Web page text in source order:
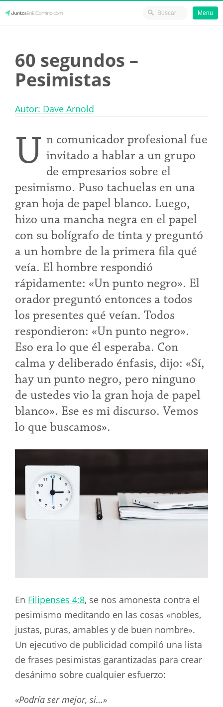
content
Menu
60 segundos –
Pesimistas
Autor: Dave Arnold
U n comunicador profesional fue
invitado a hablar a un grupo
de empresarios sobre el
pesimismo. Puso tachuelas en una
gran hoja de papel blanco. Luego,
hizo una mancha negra en el papel
con su bolígrafo de tinta y preguntó
a un hombre de la primera fila qué
veía. El hombre respondió
rápidamente: «Un punto negro». El
orador preguntó entonces a todos
los presentes qué veían. Todos
respondieron: «Un punto negro».
Eso era lo que él esperaba. Con
calma y deliberado énfasis, dijo: «Sí,
hay un punto negro, pero ninguno
de ustedes vio la gran hoja de papel
blanco». Ese es mi discurso. Vemos
lo que buscamos».
En Filipenses 4:8, se nos amonesta contra el
pesimismo meditando en las cosas «nobles,
justas, puras, amables y de buen nombre».
Un ejecutivo de publicidad compiló una lista
de frases pesimistas garantizadas para crear
desánimo sobre cualquier esfuerzo:
«Podría ser mejor, si…»